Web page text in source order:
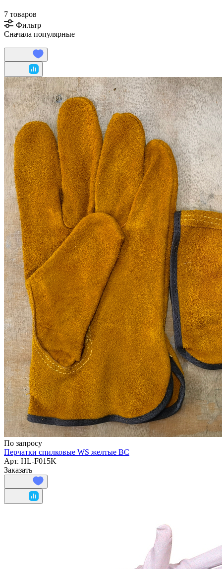
7 товаров
Фильтр
Сначала популярные
По запросу
Перчатки спилковые WS желтые BC
Арт. HL-F015K
Заказать